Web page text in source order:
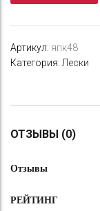
Power
толщина
0,32
test
Артикул: япк48
Категория: Лески
ОТЗЫВЫ (0)
Отзывы
РЕЙТИНГ